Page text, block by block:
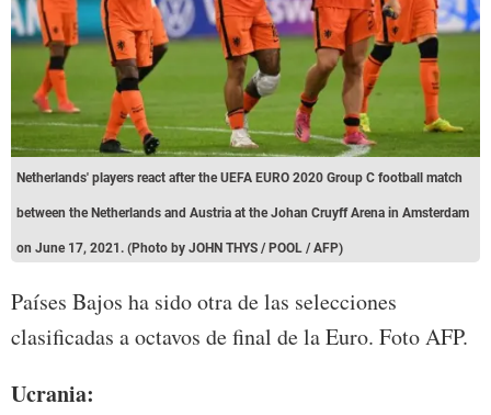
Netherlands' players react after the UEFA EURO 2020 Group C football match
between the Netherlands and Austria at the Johan Cruyff Arena in Amsterdam
on June 17, 2021. (Photo by JOHN THYS / POOL / AFP)
Países Bajos ha sido otra de las selecciones
clasificadas a octavos de final de la Euro. Foto AFP.
Ucrania: